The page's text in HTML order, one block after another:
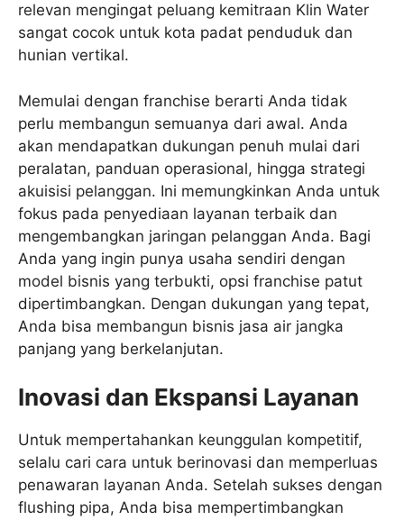
relevan mengingat peluang kemitraan Klin Water
sangat cocok untuk kota padat penduduk dan
hunian vertikal.
Memulai dengan franchise berarti Anda tidak
perlu membangun semuanya dari awal. Anda
akan mendapatkan dukungan penuh mulai dari
peralatan, panduan operasional, hingga strategi
akuisisi pelanggan. Ini memungkinkan Anda untuk
fokus pada penyediaan layanan terbaik dan
mengembangkan jaringan pelanggan Anda. Bagi
Anda yang ingin punya usaha sendiri dengan
model bisnis yang terbukti, opsi franchise patut
dipertimbangkan. Dengan dukungan yang tepat,
Anda bisa membangun bisnis jasa air jangka
panjang yang berkelanjutan.
Inovasi dan Ekspansi Layanan
Untuk mempertahankan keunggulan kompetitif,
selalu cari cara untuk berinovasi dan memperluas
penawaran layanan Anda. Setelah sukses dengan
flushing pipa, Anda bisa mempertimbangkan